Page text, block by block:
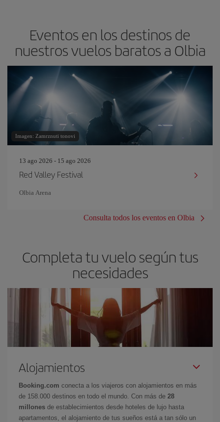
Eventos en los destinos de
nuestros vuelos baratos a Olbia
Imagen: Zamrznuti tonovi
13 ago 2026 - 15 ago 2026
Red Valley Festival
Olbia Arena
Consulta todos los eventos en Olbia
Completa tu vuelo según tus
necesidades
Alojamientos
Booking.com conecta a los viajeros con alojamientos en más
de 158.000 destinos en todo el mundo. Con más de 28
millones de establecimientos desde hoteles de lujo hasta
apartamentos, el alojamiento de tus sueños está a tan sólo un